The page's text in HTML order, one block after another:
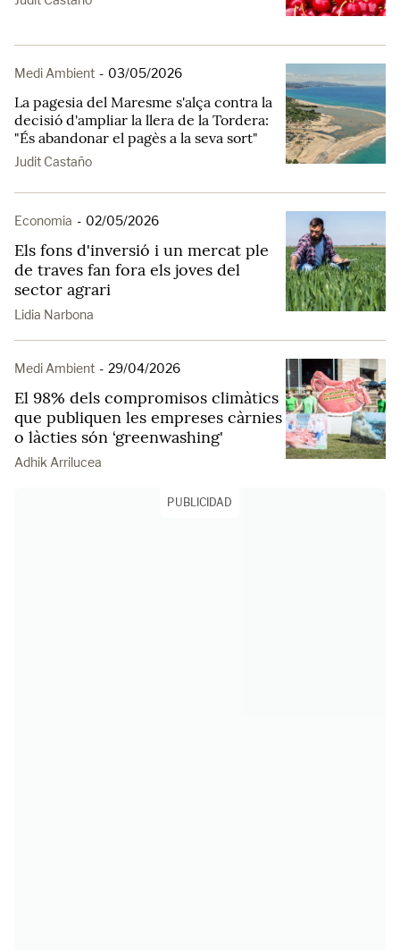
Medi Ambient - 03/05/2026
La pagesia del Maresme s'alça contra la
decisió d'ampliar la llera de la Tordera:
"És abandonar el pagès a la seva sort"
Judit Castaño
Economia - 02/05/2026
Els fons d'inversió i un mercat ple
de traves fan fora els joves del
sector agrari
Lidia Narbona
Medi Ambient - 29/04/2026
El 98% dels compromisos climàtics
que publiquen les empreses càrnies
o làcties són ‘greenwashing'
Adhik Arrilucea
PUBLICIDAD